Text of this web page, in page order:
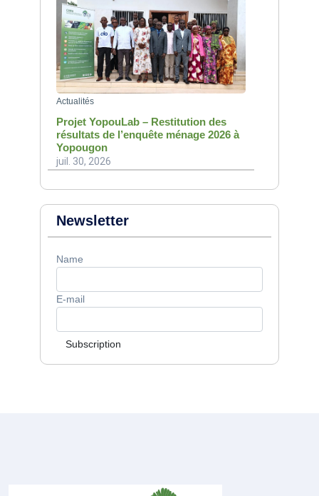
Actualités
Projet YopouLab – Restitution des
résultats de l’enquête ménage 2026 à
Yopougon
juil. 30, 2026
Newsletter
Name
E-mail
Subscription